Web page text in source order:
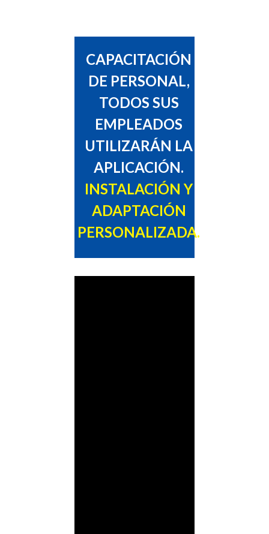
CAPACITACIÓN
DE PERSONAL,
TODOS SUS
EMPLEADOS
UTILIZARÁN LA
APLICACIÓN.
INSTALACIÓN Y
ADAPTACIÓN
PERSONALIZADA.